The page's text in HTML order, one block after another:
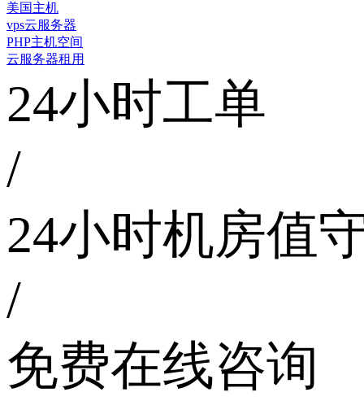
美国主机
vps云服务器
PHP主机空间
云服务器租用
24小时工单
/
24小时机房值
/
免费在线咨询